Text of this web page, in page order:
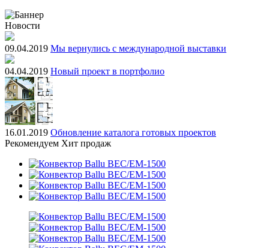
Новости
09.04.2019 Мы вернулись с международной выставки
04.04.2019 Новый проект в портфолио
16.01.2019 Обновление каталога готовых проектов
Рекомендуем Хит продаж